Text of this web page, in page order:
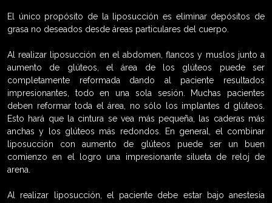
El único propósito de la liposucción es eliminar depósitos de
grasa no deseados desde áreas particulares del cuerpo.
Al realizar liposucción en el abdomen, flancos y muslos junto a
aumento de glúteos, el área de los glúteos puede ser
completamente reformada dando al paciente resultados
impresionantes, todo en una sola sesión. Muchas pacientes
deben reformar toda el área, no sólo los implantes d glúteos.
Esto hará que la cintura se vea más pequeña, las caderas más
anchas y los glúteos más redondos. En general, el combinar
liposucción con aumento de glúteos puede ser un buen
comienzo en el logro una impresionante silueta de reloj de
arena.
Al realizar liposucción, el paciente debe estar bajo anestesia